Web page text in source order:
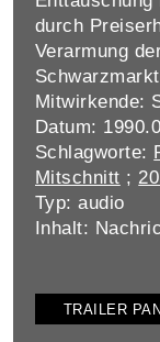
durch
Verarmung
Mitwirkende:
Datum:
Schlagworte:
Mitschnitt ;
Typ: audio
Inhalt:
TRAILER